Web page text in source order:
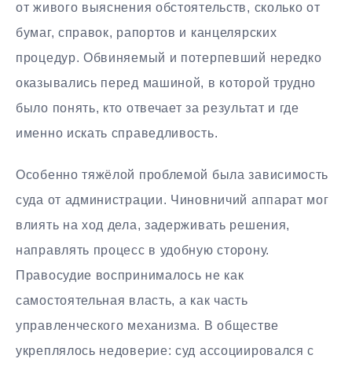
от живого выяснения обстоятельств, сколько от
бумаг, справок, рапортов и канцелярских
процедур. Обвиняемый и потерпевший нередко
оказывались перед машиной, в которой трудно
было понять, кто отвечает за результат и где
именно искать справедливость.
Особенно тяжёлой проблемой была зависимость
суда от администрации. Чиновничий аппарат мог
влиять на ход дела, задерживать решения,
направлять процесс в удобную сторону.
Правосудие воспринималось не как
самостоятельная власть, а как часть
управленческого механизма. В обществе
укреплялось недоверие: суд ассоциировался с